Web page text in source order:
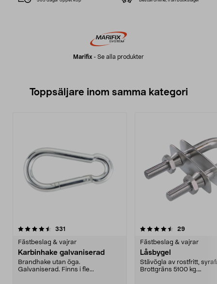
Marifix - Se alla produkter
Toppsäljare inom samma kategori
331
Fästbeslag & vajrar
Karbinhake galvaniserad
Brandhake utan öga.
Galvaniserad. Finns i fle...
4.5 av 5 stjärnor 29recensioner
Fästbeslag & vajrar
Låsbygel
Stävögla av rostfritt,
Brottgräns 5100 kg.
4.5 av 5 stjärnor